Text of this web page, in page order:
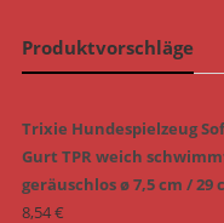
Produktvorschläge
Trixie Hundespielzeug
Gurt TPR weich
geräuschlos ø 7,5 cm / 29
8,54€